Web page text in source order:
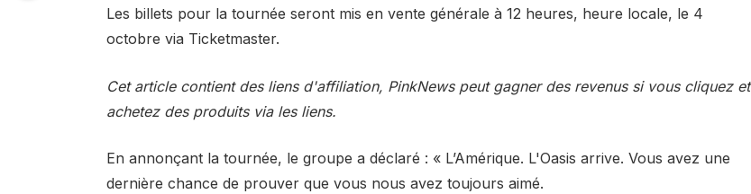
Les billets pour la tournée seront mis en vente générale à 12 heures, heure locale, le 4
octobre via Ticketmaster.
Cet article contient des liens d'affiliation, PinkNews peut gagner des revenus si vous cliquez et
achetez des produits via les liens.
En annonçant la tournée, le groupe a déclaré : « L’Amérique. L'Oasis arrive. Vous avez une
dernière chance de prouver que vous nous avez toujours aimé.